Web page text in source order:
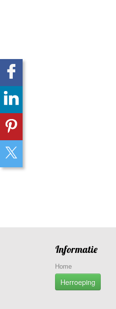
Informatie
Home
Herroeping